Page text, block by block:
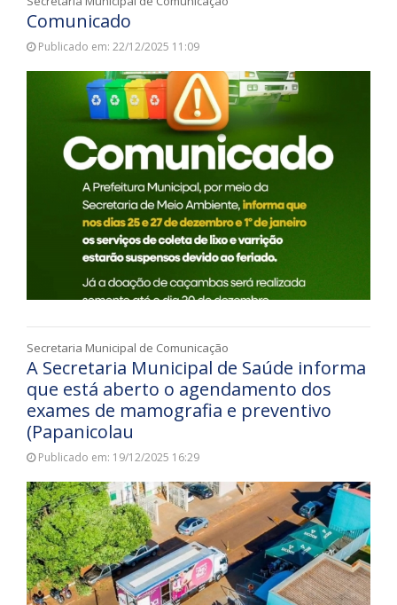
Comunicado
Publicado em: 22/12/2025 11:09
Secretaria Municipal de Comunicação
A Secretaria Municipal de Saúde informa
que está aberto o agendamento dos
exames de mamografia e preventivo
(Papanicolau
Publicado em: 19/12/2025 16:29